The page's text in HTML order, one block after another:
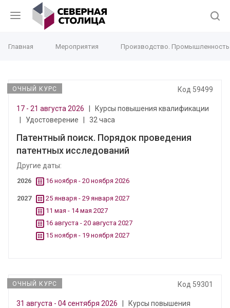
Главная Мероприятия Производство.
ОЧНЫЙ КУРС Код 59499
17 - 21 августа 2026
Курсы повышения квалификации
Удостоверение 32 часа
Патентный поиск. Порядок проведения
патентных исследований
Другие даты:
2026 16 ноября - 20 ноября 2026
2027
25 января - 29 января 2027
11 мая - 14 мая 2027
16 августа - 20 августа 2027
15 ноября - 19 ноября 2027
ОЧНЫЙ КУРС Код 59301
31 августа - 04 сентября 2026
Курсы повышения